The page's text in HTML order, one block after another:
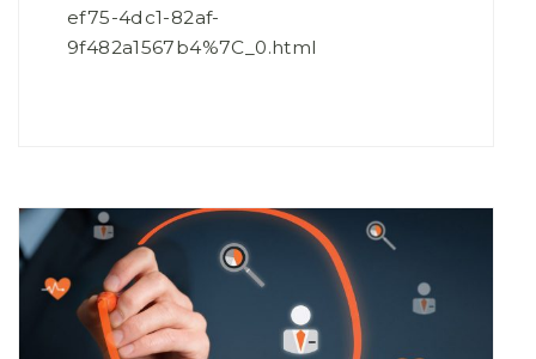
ef75-4dc1-82af-
9f482a1567b4%7C_0.html